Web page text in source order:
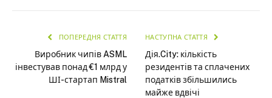
ПОПЕРЕДНЯ СТАТТЯ
Виробник чипів ASML
інвестував понад €1 млрд у
ШІ-стартап Mistral
НАСТУПНА СТАТТЯ
Дія.City: кількість
резидентів та сплачених
податків збільшились
майже вдвічі